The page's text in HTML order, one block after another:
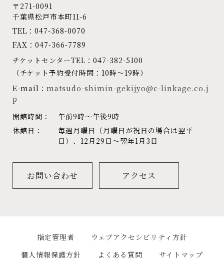
〒271-0091
千葉県松戸市本町11-6
TEL：047-368-0070
FAX：047-366-7789
チケットセンターTEL：047-382-5100
（チケット予約受付時間：10時～19時）
E-mail： matsudo-shimin-gekijyo@c-linkage.co.j
p
開館時間：
午前9時～午後9時
休館日：
毎週月曜日（月曜日が祝日の場合は翌平
日）、12月29日～翌年1月3日
お問い合わせ アクセス
指定管理者
ウェブアクセシビリティ方針
個人情報保護方針
よくある質問 サイトマップ